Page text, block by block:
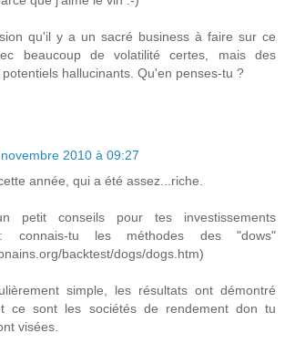
qu'il y a un sacré business à faire sur ce
beaucoup de volatilité certes, mais des
hallucinants. Qu'en penses-tu ?
2010 à 09:27
année, qui a été assez...riche.
petit conseils pour tes investissements
connais-tu les méthodes des "dows"
backtest/dogs/dogs.htm)
simple, les résultats ont démontré
ce sont les sociétés de rendement don tu
visées.